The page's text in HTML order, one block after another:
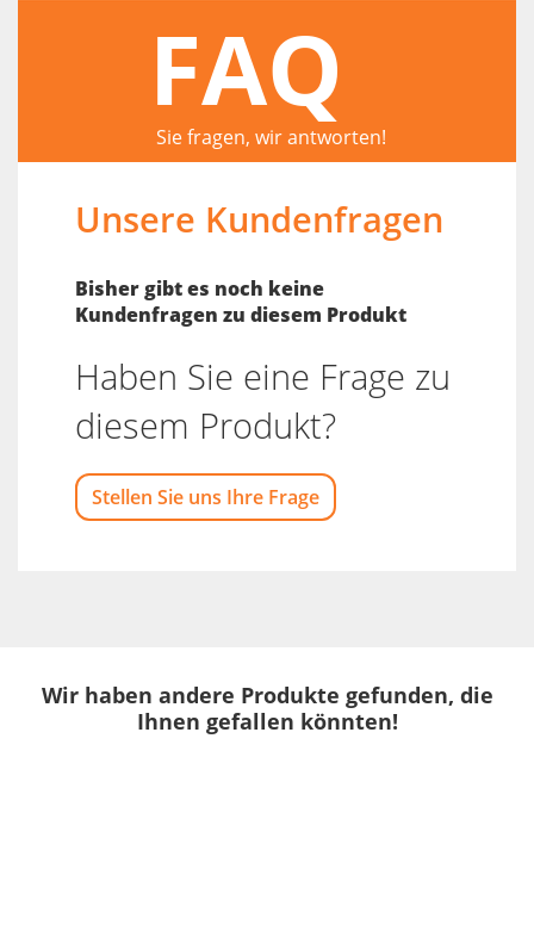
FAQ
Sie fragen, wir antworten!
Unsere Kundenfragen
Bisher gibt es noch keine
Kundenfragen zu diesem Produkt
Haben Sie eine Frage zu
diesem Produkt?
Stellen Sie uns Ihre Frage
Wir haben andere Produkte gefunden, die
Ihnen gefallen könnten!